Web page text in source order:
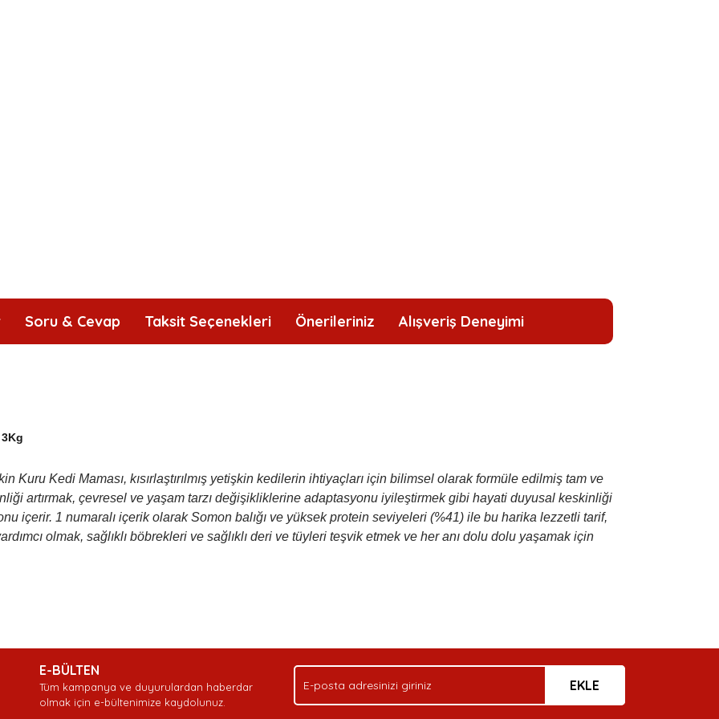
Soru & Cevap Taksit Seçenekleri Önerileriniz Alışveriş Deneyimi
3Kg
Kuru Kedi Maması, kısırlaştırılmış yetişkin kedilerin ihtiyaçları için bilimsel olarak formüle edilmiş tam ve
artırmak, çevresel ve yaşam tarzı değişikliklerine adaptasyonu iyileştirmek gibi hayati duyusal keskinliği
içerir. 1 numaralı içerik olarak Somon balığı ve yüksek protein seviyeleri (%41) ile bu harika lezzetli tarif,
olmak, sağlıklı böbrekleri ve sağlıklı deri ve tüyleri teşvik etmek ve her anı dolu dolu yaşamak için
Deneyimini Paylaş
E-BÜLTEN
Tüm kampanya ve duyurulardan haberdar
olmak için e-bültenimize kaydolunuz.
EKLE